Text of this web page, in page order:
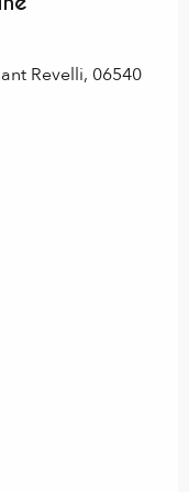
Revelli, 06540